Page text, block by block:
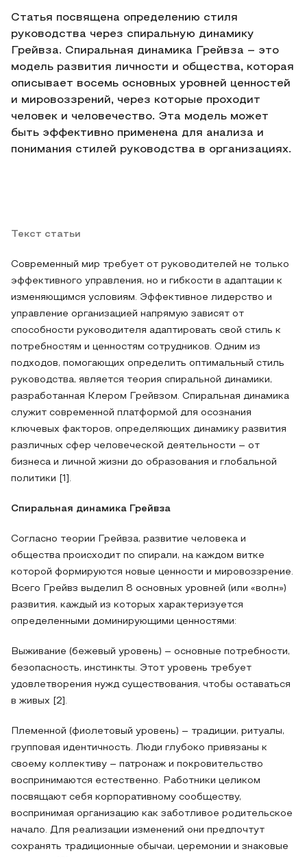
Статья посвящена определению стиля
руководства через спиральную динамику
Грейвза. Спиральная динамика Грейвза – это
модель развития личности и общества, которая
описывает восемь основных уровней ценностей
и мировоззрений, через которые проходит
человек и человечество. Эта модель может
быть эффективно применена для анализа и
понимания стилей руководства в организациях.
Текст статьи
Современный мир требует от руководителей не только
эффективного управления, но и гибкости в адаптации к
изменяющимся условиям. Эффективное лидерство и
управление организацией напрямую зависят от
способности руководителя адаптировать свой стиль к
потребностям и ценностям сотрудников. Одним из
подходов, помогающих определить оптимальный стиль
руководства, является теория спиральной динамики,
разработанная Клером Грейвзом. Спиральная динамика
служит современной платформой для осознания
ключевых факторов, определяющих динамику развития
различных сфер человеческой деятельности – от
бизнеса и личной жизни до образования и глобальной
политики [1].
Спиральная динамика Грейвза
Согласно теории Грейвза, развитие человека и
общества происходит по спирали, на каждом витке
которой формируются новые ценности и мировоззрение.
Всего Грейвз выделил 8 основных уровней (или «волн»)
развития, каждый из которых характеризуется
определенными доминирующими ценностями:
Выживание (бежевый уровень) – основные потребности,
безопасность, инстинкты. Этот уровень требует
удовлетворения нужд существования, чтобы оставаться
в живых [2].
Племенной (фиолетовый уровень) – традиции, ритуалы,
групповая идентичность. Люди глубоко привязаны к
своему коллективу – патронаж и покровительство
воспринимаются естественно. Работники целиком
посвящают себя корпоративному сообществу,
воспринимая организацию как заботливое родительское
начало. Для реализации изменений они предпочтут
сохранять традиционные обычаи, церемонии и знаковые